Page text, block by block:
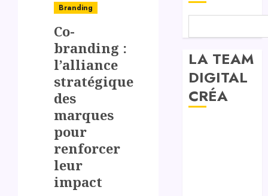
Branding
Co-
branding :
l’alliance
stratégique
des
marques
pour
renforcer
leur
impact
LA TEAM
DIGITAL
CRÉA